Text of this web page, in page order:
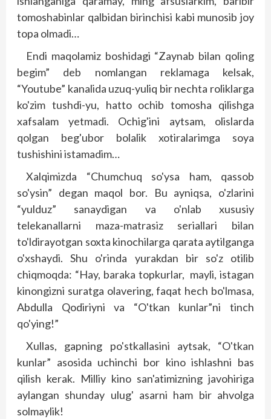
tomoshabinlar qalbidan birinchisi kabi munosib joy
topa olmadi…
Endi maqolamiz boshidagi “Zaynab bilan qoling
begim” deb nomlangan reklamaga kelsak,
“Youtube” kanalida uzuq-yuliq bir nechta roliklarga
ko'zim tushdi-yu, hatto ochib tomosha qilishga
xafsalam yetmadi. Ochig'ini aytsam, olislarda
qolgan beg'ubor bolalik xotiralarimga soya
tushishini istamadim…
Xalqimizda “Chumchuq so'ysa ham, qassob
so'ysin” degan maqol bor. Bu ayniqsa, o'zlarini
“yulduz” sanaydigan va o'nlab xususiy
telekanallarni maza-matrasiz seriallari bilan
to'ldirayotgan soxta kinochilarga qarata aytilganga
o'xshaydi. Shu o'rinda yurakdan bir so'z otilib
chiqmoqda: “Hay, baraka topkurlar, mayli, istagan
kinongizni suratga olavering, faqat hech bo'lmasa,
Abdulla Qodiriyni va “O'tkan kunlar”ni tinch
qo'ying!”
Xullas, gapning po'stkallasini aytsak, “O'tkan
kunlar” asosida uchinchi bor kino ishlashni bas
qilish kerak. Milliy kino san'atimizning javohiriga
aylangan shunday ulug' asarni ham bir ahvolga
solmaylik!